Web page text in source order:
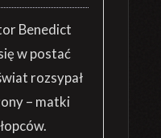
Benedict
w postać
rozsypał
– matki